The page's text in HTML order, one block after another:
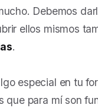
Debemos
ellos mismos
.
especial en tu
que para mí son